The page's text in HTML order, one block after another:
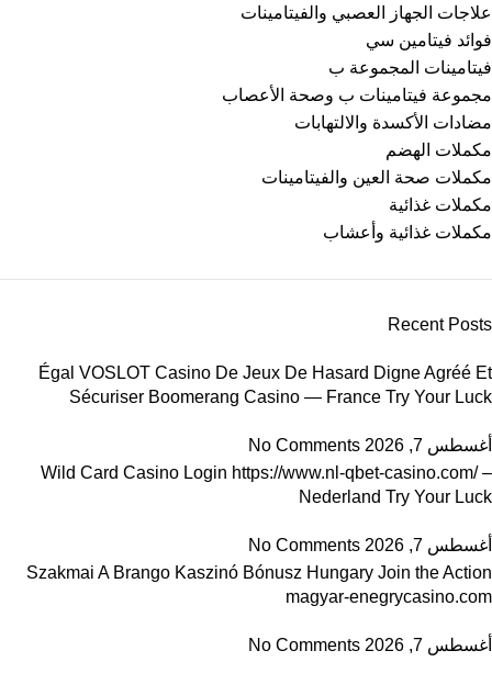
علاجات الجهاز العصبي والفيتامينات
فوائد فيتامين سي
فيتامينات المجموعة ب
مجموعة فيتامينات ب وصحة الأعصاب
مضادات الأكسدة والالتهابات
مكملات الهضم
مكملات صحة العين والفيتامينات
مكملات غذائية
مكملات غذائية وأعشاب
Recent Posts
Égal VOSLOT Casino De Jeux De Hasard Digne Agréé Et
Sécuriser Boomerang Casino — France Try Your Luck
أغسطس 7, 2026
No Comments
Wild Card Casino Login https://www.nl-qbet-casino.com/ –
Nederland Try Your Luck
أغسطس 7, 2026
No Comments
Szakmai A Brango Kaszinó Bónusz Hungary Join the Action
magyar-enegrycasino.com
أغسطس 7, 2026 No Comments